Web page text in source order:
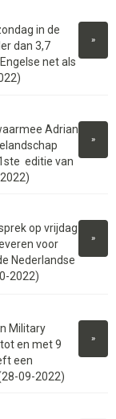
»
in de
dan 3,7
net als
»
Adrian
editie van
»
op vrijdag
voor
Nederlandse
2022)
»
Military
en met 9
een
09-2022)